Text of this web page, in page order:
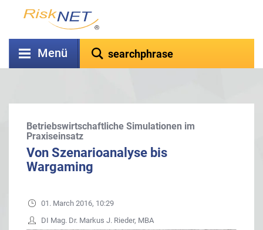
Menü
Betriebswirtschaftliche Simulationen im
Praxiseinsatz
Von Szenarioanalyse bis
Wargaming
01. March 2016, 10:29
DI Mag. Dr. Markus J. Rieder, MBA